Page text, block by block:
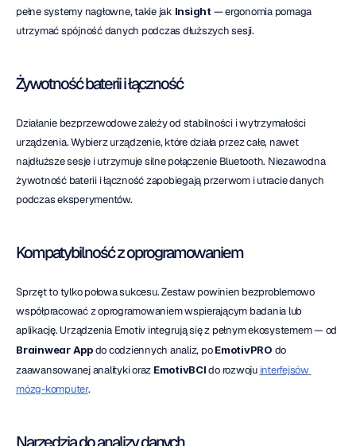
pełne systemy nagłowne, takie jak Insight — ergonomia pomaga
utrzymać spójność danych podczas dłuższych sesji.
Żywotność baterii i łączność
Działanie bezprzewodowe zależy od stabilności i wytrzymałości
urządzenia. Wybierz urządzenie, które działa przez całe, nawet
najdłuższe sesje i utrzymuje silne połączenie Bluetooth. Niezawodna
żywotność baterii i łączność zapobiegają przerwom i utracie danych
podczas eksperymentów.
Kompatybilność z oprogramowaniem
Sprzęt to tylko połowa sukcesu. Zestaw powinien bezproblemowo
współpracować z oprogramowaniem wspierającym badania lub
Brainwear App do codziennych analiz, po EmotivPRO do
zaawansowanej analityki oraz EmotivBCI do rozwoju interfejsów
mózg-komputer.
Narzędzia do analizy danych